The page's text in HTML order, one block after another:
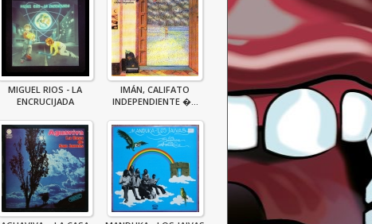
MIGUEL RIOS - LA
ENCRUCIJADA
IMÁN, CALIFATO
INDEPENDIENTE �...